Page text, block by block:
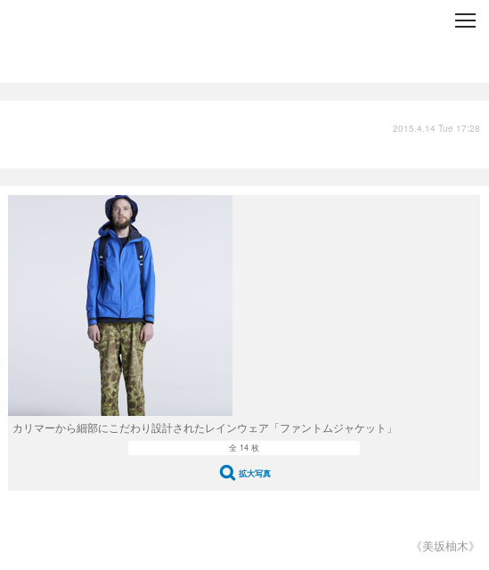
C
ファッション
2015.4.14 Tue 17:28
カリマーから細部にこだわり設計されたレインウェア「ファントムジャケット」
全 14 枚
拡大写真
《美坂柚木》